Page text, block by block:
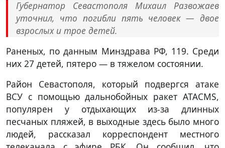
Губернатор Севастополя Михаил Развожаев
уточнил, что погибли пять человек — двое
взрослых и трое детей.
Раненых, по данным Минздрава РФ, 119. Среди
них 27 детей, пятеро — в тяжелом состоянии.
Район Севастополя, который подвергся атаке
ВСУ с помощью дальнобойных ракет ATACMS,
популярен у отдыхающих из-за длинных
песчаных пляжей, в выходные здесь было много
людей, рассказал корреспондент местного